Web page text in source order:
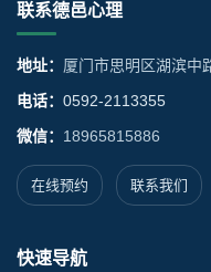
联系德邑心理
地址： 厦门市思明区湖滨中
电话： 0592-2113355
微信： 18965815886
在线预约 联系我们
快速导航